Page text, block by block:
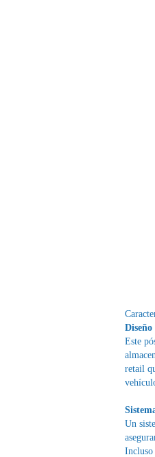
Este
retail
Un
Incluso